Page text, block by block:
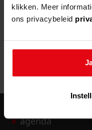
klikken. Meer
ons privacybeleid
agenda